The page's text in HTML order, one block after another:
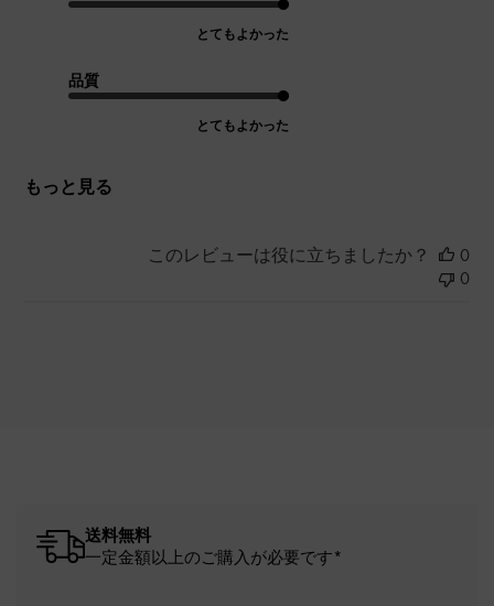
とてもよかった
品質
とてもよかった
もっと見る
このレビューは役に立ちましたか？
0
0
送料無料
一定金額以上のご購入が必要です*